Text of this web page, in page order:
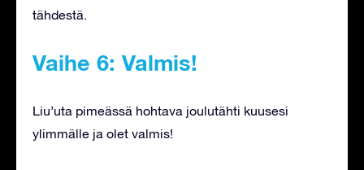
tähdestä.
Vaihe 6: Valmis!
Liu’uta pimeässä hohtava joulutähti kuusesi
ylimmälle ja olet valmis!